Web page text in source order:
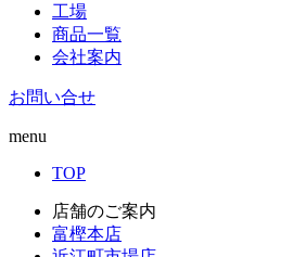
工場
商品一覧
会社案内
お問い合せ
menu
TOP
店舗のご案内
富樫本店